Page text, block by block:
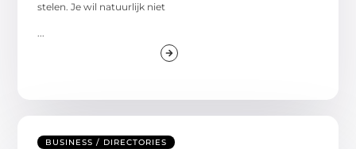
stelen. Je wil natuurlijk niet
BUSINESS / DIRECTORIES